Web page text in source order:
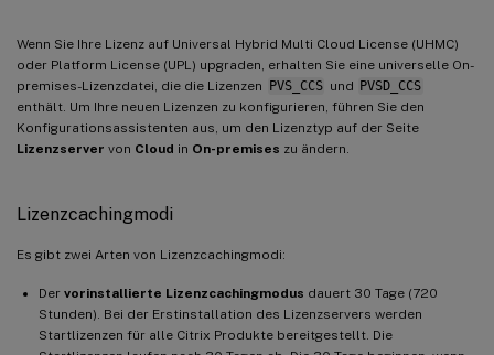
Wenn Sie Ihre Lizenz auf Universal Hybrid Multi Cloud License (UHMC)
oder Platform License (UPL) upgraden, erhalten Sie eine universelle On-
premises-Lizenzdatei, die die Lizenzen PVS_CCS und PVSD_CCS
enthält. Um Ihre neuen Lizenzen zu konfigurieren, führen Sie den
Konfigurationsassistenten aus, um den Lizenztyp auf der Seite
Lizenzserver von Cloud in On-premises zu ändern.
Lizenzcachingmodi
Es gibt zwei Arten von Lizenzcachingmodi:
Der vorinstallierte Lizenzcachingmodus dauert 30 Tage (720
Stunden). Bei der Erstinstallation des Lizenzservers werden
Startlizenzen für alle Citrix Produkte bereitgestellt. Die